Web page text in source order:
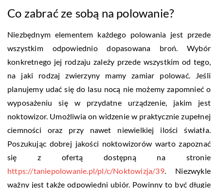
Co zabrać ze sobą na polowanie?
Niezbędnym elementem każdego polowania jest przede
wszystkim odpowiednio dopasowana broń. Wybór
konkretnego jej rodzaju zależy przede wszystkim od tego,
na jaki rodzaj zwierzyny mamy zamiar polować. Jeśli
planujemy udać się do lasu nocą nie możemy zapomnieć o
wyposażeniu się w przydatne urządzenie, jakim jest
noktowizor. Umożliwia on widzenie w praktycznie zupełnej
ciemności oraz przy nawet niewielkiej ilości światła.
Poszukując dobrej jakości noktowizorów warto zapoznać
się z ofertą dostępną na stronie
https://taniepolowanie.pl/pl/c/Noktowizja/39. Niezwykle
ważny jest także odpowiedni ubiór. Powinny to być długie